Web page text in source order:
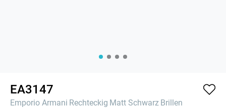
EA3147
Emporio Armani Rechteckig Matt Schwarz Brillen